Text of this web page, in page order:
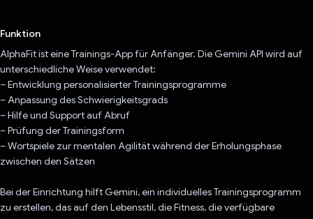
Funktion
AlphaFit ist eine Trainings-App für Anfänger. Die Gemini API wird auf
unterschiedliche Weise verwendet:
– Entwicklung personalisierter Trainingsprogramme
– Anpassung des Schwierigkeitsgrads
– Hilfe und Support auf Abruf
– Prüfung der Trainingsform
– Wortspiele zur mentalen Agilität während der Erholungsphase
zwischen den Sätzen
Bei der Einrichtung hilft Gemini, ein individuelles Trainingsprogramm
zu erstellen, das auf den Lebensstil, die Fitness, die verfügbare